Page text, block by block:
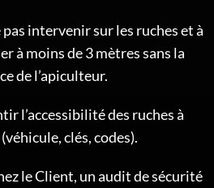
pas intervenir sur les ruches et à
à moins de 3 mètres sans la
de l’apiculteur.
l’accessibilité des ruches à
clés, codes).
le Client, un audit de sécurité